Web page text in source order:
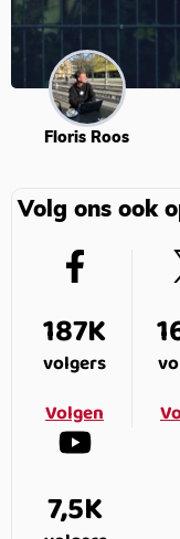
Floris Roos
Volg ons ook
187K
volgers
Volgen
7,5K